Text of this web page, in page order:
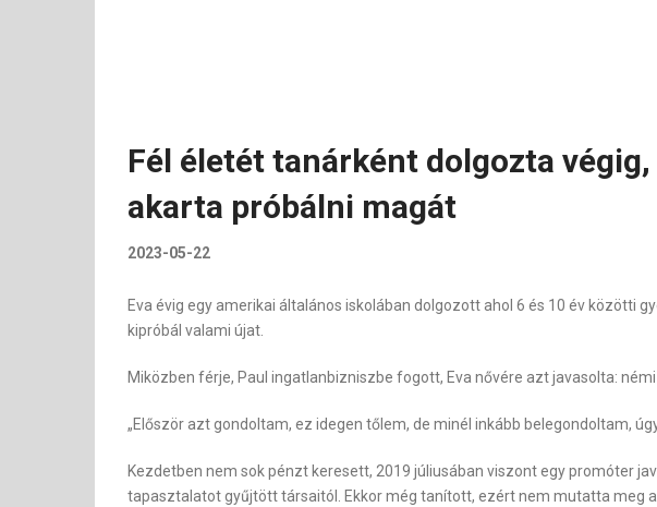
Fél életét tanárként dolgozta
akarta próbálni magát
2023-05-22
Eva évig egy amerikai általános iskolában dolgozott ahol 6 és 10 év közötti
kipróbál valami újat.
Miközben férje, Paul ingatlanbizniszbe fogott, Eva nővére azt javasolta:
„Először azt gondoltam, ez idegen tőlem, de minél inkább belegondoltam,
Kezdetben nem sok pénzt keresett, 2019 júliusában viszont egy promóter
tapasztalatot gyűjtött társaitól. Ekkor még tanított, ezért nem mutatta meg